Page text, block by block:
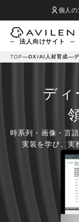
個人の
法人向けサイト
TOP DX/AI人材育成
ディ
時系列・画像・言
実装を学び、実